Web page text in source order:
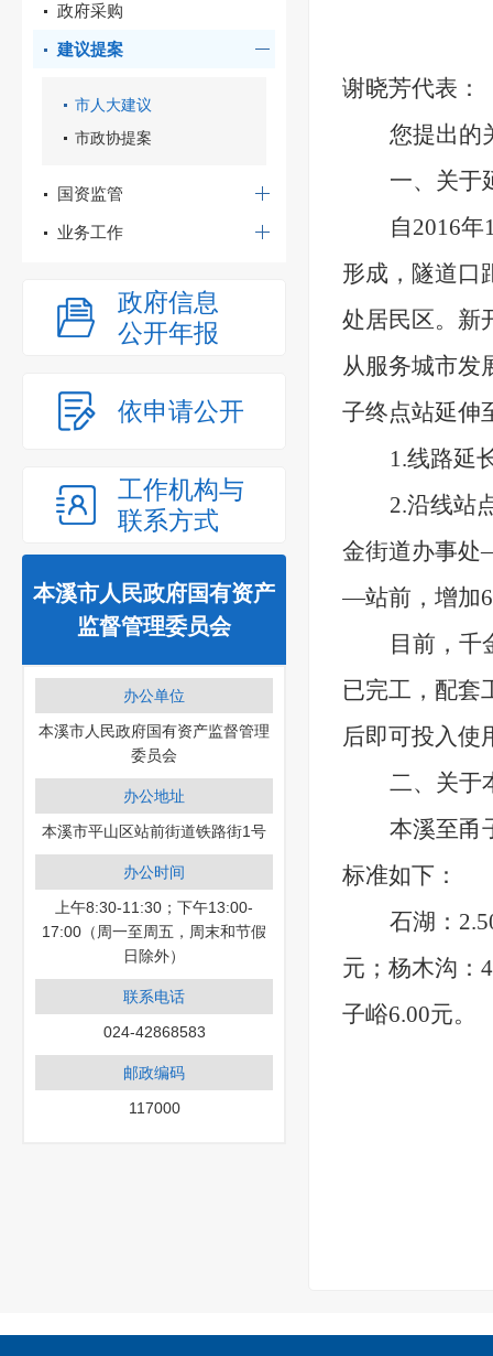
政府采购
建议提案
市人大建议
市政协提案
国资监管
业务工作
政府信息
公开年报
依申请公开
工作机构与
联系方式
本溪市人民政府国有资产
监督管理委员会
办公单位
本溪市人民政府国有资产监督管理
委员会
办公地址
本溪市平山区站前街道铁路街1号
办公时间
上午8:30-11:30；下午13:00-
17:00（周一至周五，周末和节假
日除外）
联系电话
024-42868583
邮政编码
117000
谢晓芳代表：
您提出的
一、关于
自2016
形成，隧道口
处居民区。新
从服务城市发
子终点站延伸
1.线路延
2.沿线站
金街道办事
—站前，增加
目前，千
已完工，配套
后即可投入使
二、关于
本溪至甬
标准如下：
石湖：
元；杨木沟：
子峪6.00元。